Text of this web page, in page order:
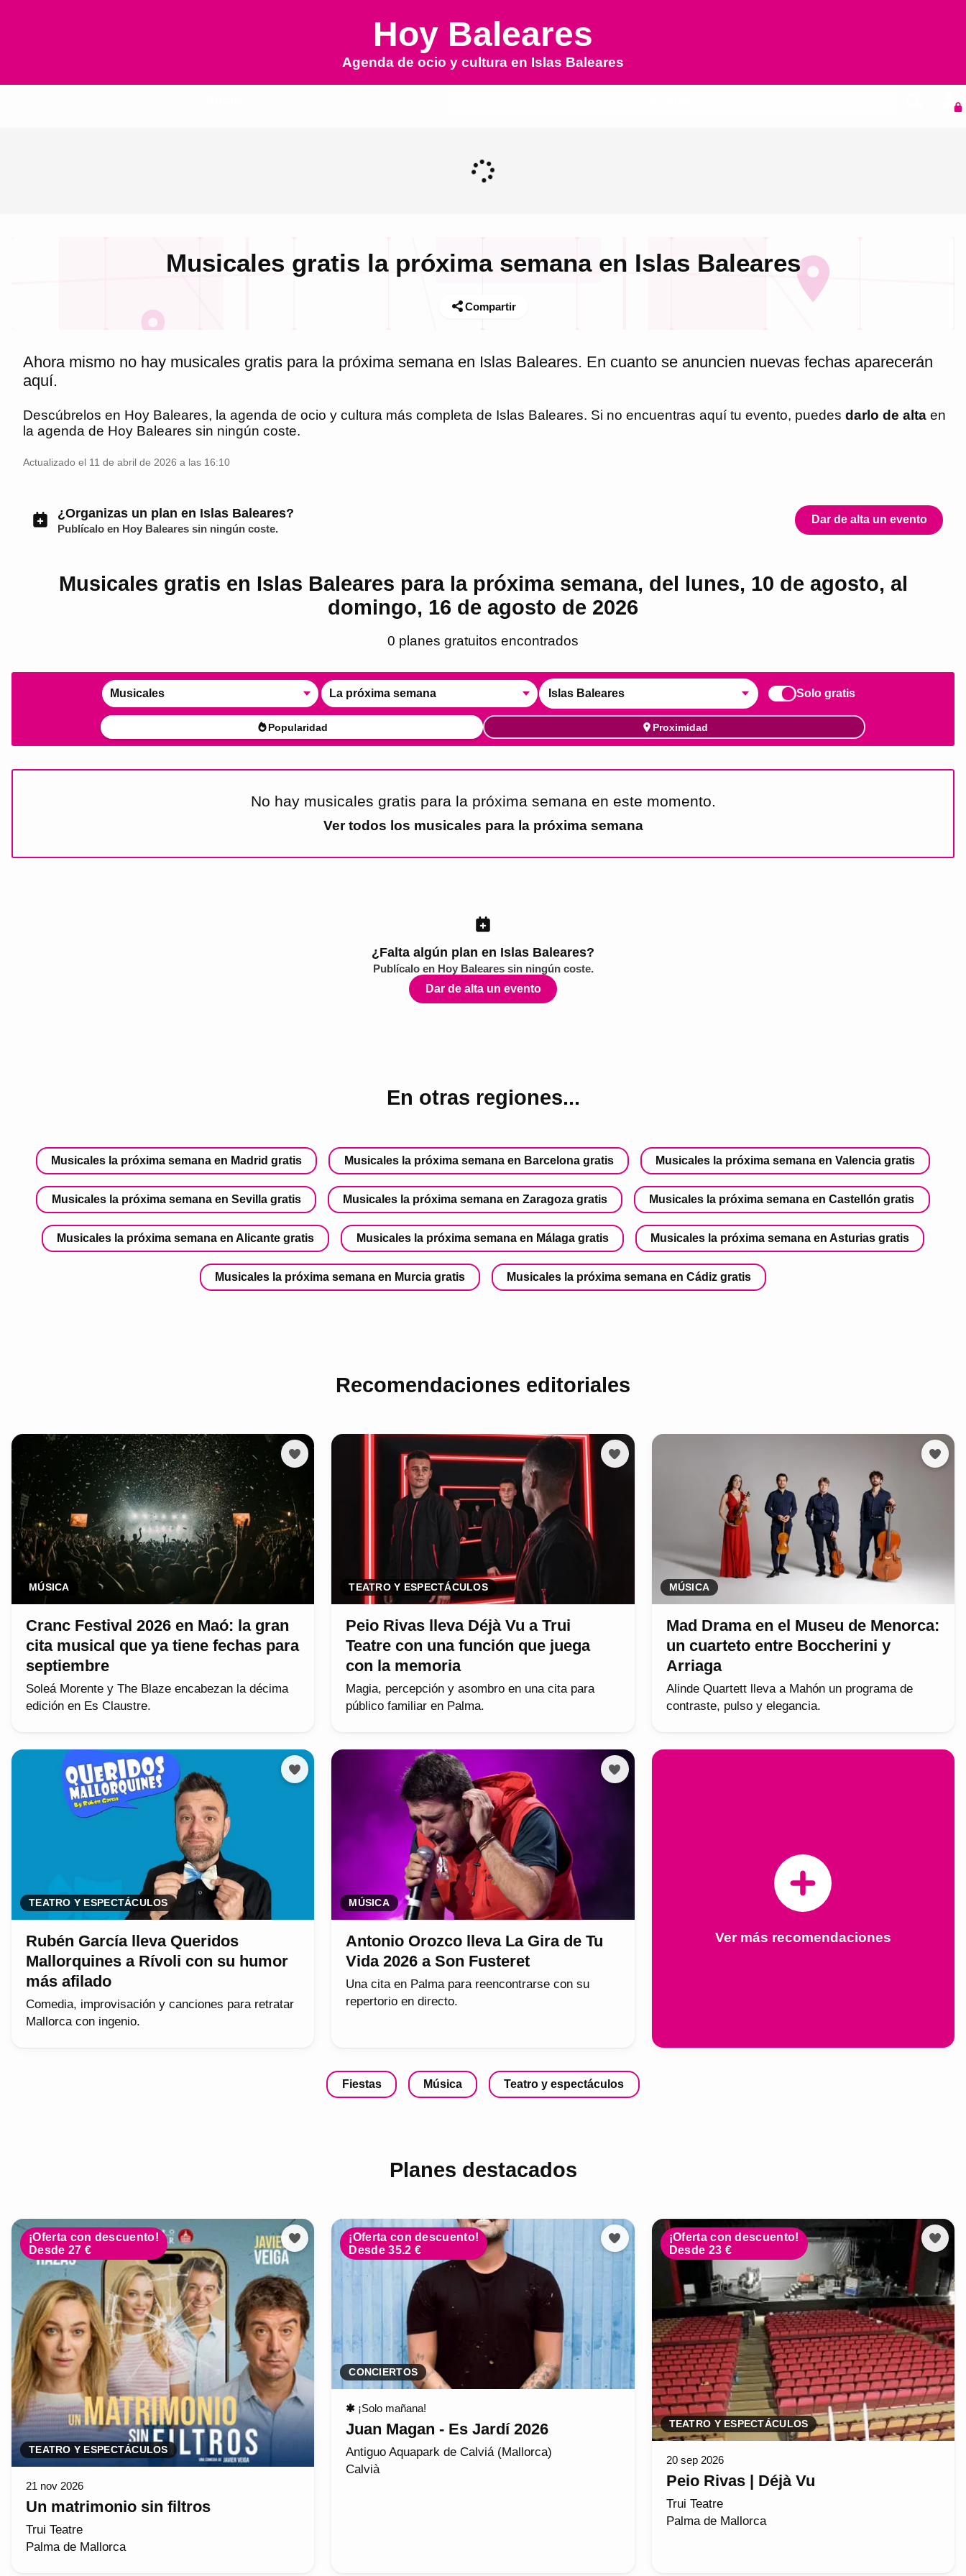
Hoy Baleares
Agenda de ocio y cultura en Islas Baleares
Musicales gratis la próxima semana en Islas Baleares
Compartir
Ahora mismo no hay musicales gratis para la próxima semana en Islas Baleares. En cuanto se anuncien nuevas fechas aparecerán
aquí.
Descúbrelos en Hoy Baleares, la agenda de ocio y cultura más completa de Islas Baleares. Si no encuentras aquí tu evento, puedes darlo de alta en
la agenda de Hoy Baleares sin ningún coste.
Actualizado el 11 de abril de 2026 a las 16:10
¿Organizas un plan en Islas Baleares?
Publícalo en Hoy Baleares sin ningún coste.
Dar de alta un evento
Musicales gratis en Islas Baleares para la próxima semana, del lunes, 10 de agosto, al
domingo, 16 de agosto de 2026
0 planes gratuitos encontrados
Musicales La próxima semana Islas Baleares Solo gratis
Popularidad Proximidad
No hay musicales gratis para la próxima semana en este momento.
Ver todos los musicales para la próxima semana
¿Falta algún plan en Islas Baleares?
Publícalo en Hoy Balearessin ningún coste.
Dar de alta un evento
En otras regiones...
Musicales la próxima semana en Madrid gratis Musicales la próxima semana en Barcelona gratis Musicales la próxima semana en Valencia gratis
Musicales la próxima semana en Sevilla gratis Musicales la próxima semana en Zaragoza gratis Musicales la próxima semana en Castellón gratis
Musicales la próxima semana en Alicante gratis Musicales la próxima semana en Málaga gratis Musicales la próxima semana en Asturias gratis
Musicales la próxima semana en Murcia gratis Musicales la próxima semana en Cádiz gratis
Recomendaciones editoriales
MÚSICA
Cranc Festival 2026 en Maó: la gran
cita musical que ya tiene fechas para
septiembre
Soleá Morente y The Blaze encabezan la décima
edición en Es Claustre.
TEATRO Y ESPECTÁCULOS
Peio Rivas lleva Déjà Vu a Trui
Teatre con una función que juega
con la memoria
Magia, percepción y asombro en una cita para
público familiar en Palma.
MÚSICA
Mad Drama en el Museu de Menorca:
un cuarteto entre Boccherini y
Arriaga
Alinde Quartett lleva a Mahón un programa de
contraste, pulso y elegancia.
TEATRO Y ESPECTÁCULOS
Rubén García lleva Queridos
Mallorquines a Rívoli con su humor
más afilado
Comedia, improvisación y canciones para retratar
Mallorca con ingenio.
MÚSICA
Antonio Orozco lleva La Gira de Tu
Vida 2026 a Son Fusteret
Una cita en Palma para reencontrarse con su
repertorio en directo.
Ver más recomendaciones
Fiestas Música Teatro y espectáculos
Planes destacados
¡Oferta con descuento!
Desde 27 €
TEATRO Y ESPECTÁCULOS
21 nov 2026
Un matrimonio sin filtros
Trui Teatre
Palma de Mallorca
¡Oferta con descuento!
Desde 35.2 €
CONCIERTOS
✱ ¡Solo mañana!
Juan Magan - Es Jardí 2026
Antiguo Aquapark de Calviá (Mallorca)
Calvià
¡Oferta con descuento!
Desde 23 €
TEATRO Y ESPECTÁCULOS
20 sep 2026
Peio Rivas | Déjà Vu
Trui Teatre
Palma de Mallorca